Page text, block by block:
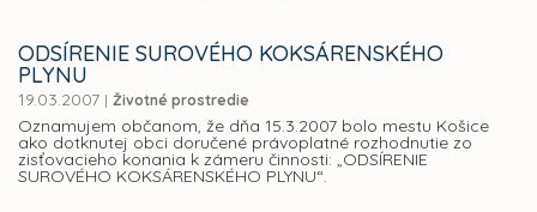
ODSÍRENIE SUROVÉHO KOKSÁRENSKÉHO
PLYNU
19.03.2007 | Životné prostredie
Oznamujem občanom, že dňa 15.3.2007 bolo mestu Košice
ako dotknutej obci doručené právoplatné rozhodnutie zo
zisťovacieho konania k zámeru činnosti: „ODSÍRENIE
SUROVÉHO KOKSÁRENSKÉHO PLYNU“.